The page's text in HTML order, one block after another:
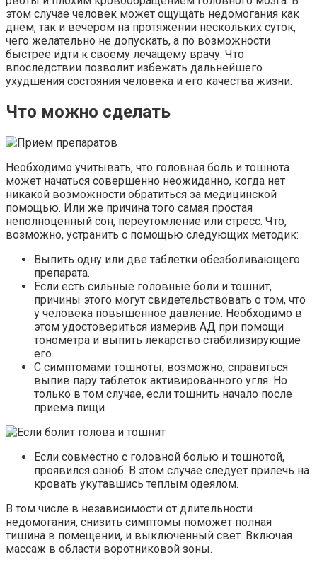
этом случае человек может ощущать недомогания как
днем, так и вечером на протяжении нескольких суток,
чего желательно не допускать, а по возможности
быстрее идти к своему лечащему врачу. Что
впоследствии позволит избежать дальнейшего
ухудшения состояния человека и его качества жизни.
Что можно сделать
Необходимо учитывать, что головная боль и тошнота
может начаться совершенно неожиданно, когда нет
никакой возможности обратиться за медицинской
помощью. Или же причина того самая простая
неполноценный сон, переутомление или стресс. Что,
возможно, устранить с помощью следующих методик:
Выпить одну или две таблетки обезболивающего
препарата.
Если есть сильные головные боли и тошнит,
причины этого могут свидетельствовать о том, что
у человека повышенное давление. Необходимо в
этом удостовериться измерив АД при помощи
тонометра и выпить лекарство стабилизирующие
его.
С симптомами тошноты, возможно, справиться
выпив пару таблеток активированного угля. Но
только в том случае, если тошнить начало после
приема пищи.
Если совместно с головной болью и тошнотой,
проявился озноб. В этом случае следует прилечь на
кровать укутавшись теплым одеялом.
В том числе в независимости от длительности
недомогания, снизить симптомы поможет полная
тишина в помещении, и выключенный свет. Включая
массаж в области воротниковой зоны.